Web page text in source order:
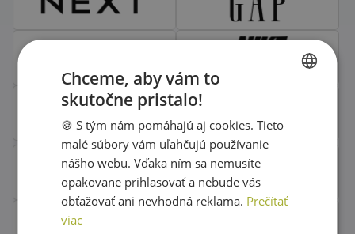
ENGLISH
Chceme, aby vám to
skutočne pristalo!
🍪 S tým nám pomáhajú aj cookies. Tieto
malé súbory vám uľahčujú používanie
nášho webu. Vďaka ním sa nemusíte
opakovane prihlasovať a nebude vás
obťažovať ani nevhodná reklama. Prečítať
viac